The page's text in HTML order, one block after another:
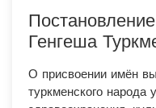
Генгеша
О присвоении имён
туркменского народа